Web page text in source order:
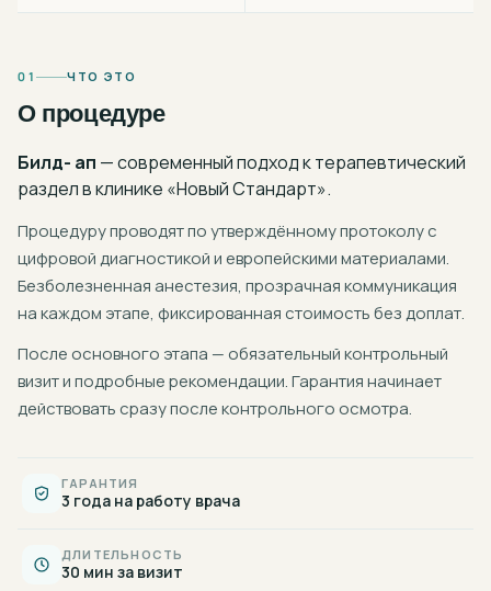
01 ЧТО ЭТО
О процедуре
Билд- ап — современный подход ктерапевтический
разделв клинике «Новый Стандарт».
Процедуру проводят по утверждённому протоколу с
цифровой диагностикой и европейскими материалами.
Безболезненная анестезия, прозрачная коммуникация
на каждом этапе, фиксированная стоимость без доплат.
После основного этапа — обязательный контрольный
визит и подробные рекомендации. Гарантия начинает
действовать сразу после контрольного осмотра.
ГАРАНТИЯ
3 года на работу врача
ДЛИТЕЛЬНОСТЬ
30 мин за визит